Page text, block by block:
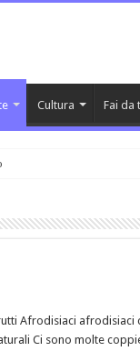
Cultura Fai da
Afrodisiaci afrodisiaci
Ci sono molte